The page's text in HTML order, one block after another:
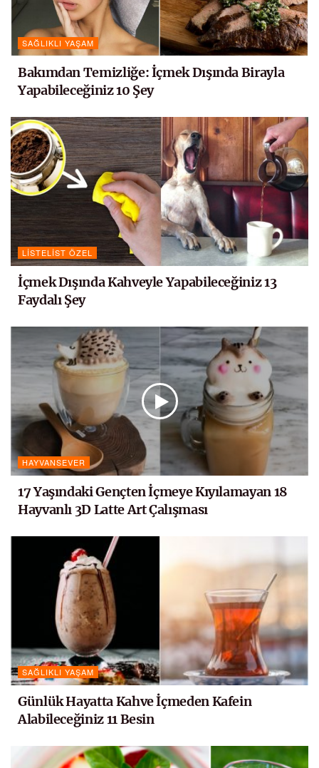
SAĞLIKLI YAŞAM
Bakımdan Temizliğe: İçmek Dışında Birayla
Yapabileceğiniz 10 Şey
LISTELIST ÖZEL
İçmek Dışında Kahveyle Yapabileceğiniz 13
Faydalı Şey
HAYVANSEVER
17 Yaşındaki Gençten İçmeye Kıyılamayan 18
Hayvanlı 3D Latte Art Çalışması
SAĞLIKLI YAŞAM
Günlük Hayatta Kahve İçmeden Kafein
Alabileceğiniz 11 Besin